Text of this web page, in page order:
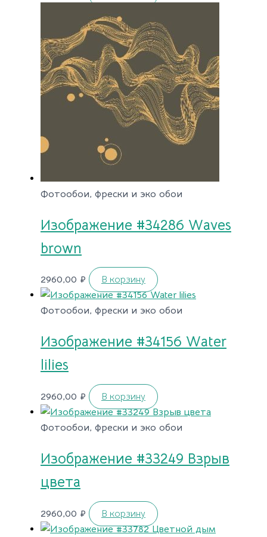
Фотообои, фрески и эко обои
Изображение #34286 Waves
brown
2960,00 ₽ В корзину
Фотообои, фрески и эко обои
Изображение #34156 Water
lilies
2960,00 ₽ В корзину
Фотообои, фрески и эко обои
Изображение #33249 Взрыв
цвета
2960,00 ₽ В корзину